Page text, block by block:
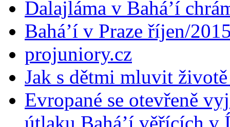
Dalajláma v Bahá’í
Bahá’í v Praze říjen/
projuniory.cz
Jak s dětmi mluvit
Evropané se otevřeně